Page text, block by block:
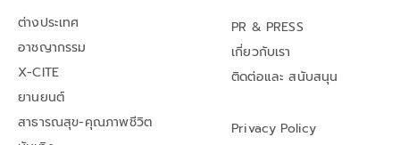
ต่างประเทศ
อาชญากรรม
X-CITE
ยานยนต์
สาธารณสุข-คุณภาพชีวิต
PR & PRESS
เกี่ยวกับเรา
ติดต่อและ สนับสนุน
Privacy Policy